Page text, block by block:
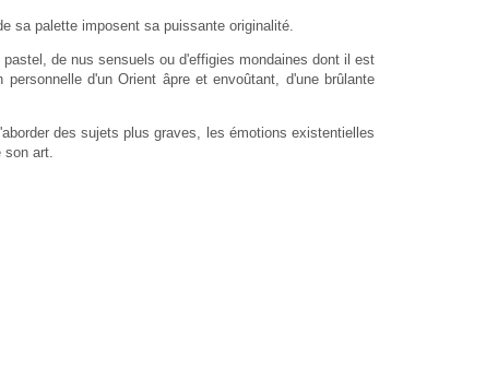
sa palette imposent sa puissante originalité.
de nus sensuels ou d'effigies mondaines dont il est
d'un Orient âpre et envoûtant, d'une brûlante
des sujets plus graves, les émotions existentielles
son art.